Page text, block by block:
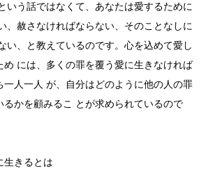
いう話ではなくて、あなたは愛するために
、赦さなければならない、そのことなしに
い、と教えているのです。心を込めて愛し
め には、多くの罪を覆う愛に生きなければ
一人一人 が、自分はどのように他の人の罪
るかを顧みるこ とが求められているので
生きるとは